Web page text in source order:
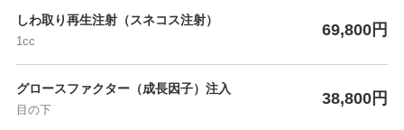
しわ取り再生注射（スネコス注射）
1cc
69,800円
グロースファクター（成長因子）注入
目の下
38,800円